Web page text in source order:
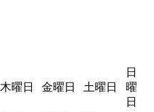
木曜日 金曜日 土曜日
日
曜
日